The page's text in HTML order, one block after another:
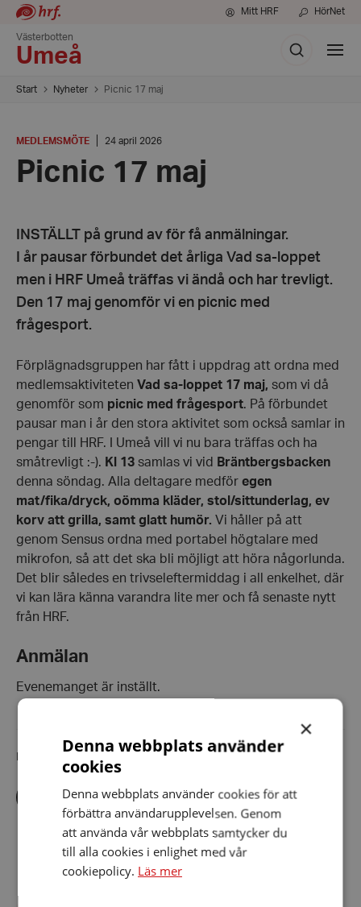
Mitt HRF HörNet
Västerbotten
Umeå
Sök
Visa
meny
Start Nyheter Picnic 17 maj
KATEGORI:
MEDLEMSMÖTE
Datum:
april
24 april 2026
Picnic 17 maj
INSTÄLLT på grund av för få anmälningar.
I år pausar förbundet det årliga Vad sa-loppet
men i HRF Umeå träffas vi ändå och har trevligt.
Den 17 maj genomför vi en picnic med
frågesport.
Förplägnadsgruppen har fått i uppdrag att ordna med
medlemsaktiviteten Vad sa-loppet 17 maj, som vi då
genomför som picnic med frågesport. På förbundet
pausar man i år den stora aktivitet som också samlar in
pengar till HRF. I Umeå vill vi nu bara träffas och ha
småtrevligt :-). Kl 13 samlas vi vid
Bräntbergsbacken
denna söndag. Alla deltagare medför egen
mat/fika/dryck, oömma kläder, stol/sittunderlag, ev
korv att grilla, samt glatt humör. Vi håller på att
genom Sensus ordna med portabel högtalare med
mikrofon, så att det ska bli möjligt att höra någorlunda.
Det blir således en trivseleftermiddag i all enkelhet, där
vi kan lära känna varandra lite mer och få senaste nytt
från HRF.
Anmälan
Evenemanget är inställt.
via
facebook
Dela
via
twitter
Dela
via
linkedin
Relaterade nyheter
×
Denna webbplats använder
cookies
Denna webbplats använder cookies för att
förbättra användarupplevelsen. Genom
att använda vår webbplats samtycker du
till alla cookies i enlighet med vår
cookiepolicy. Läs mer